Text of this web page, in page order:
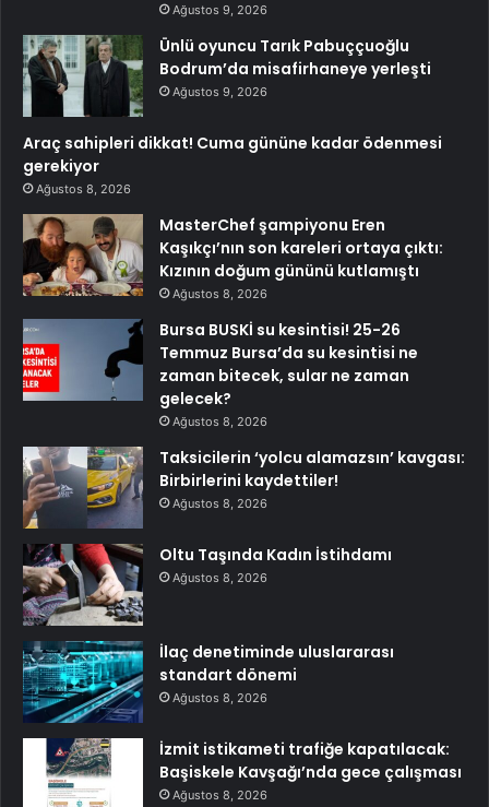
Ağustos 9, 2026
Ünlü oyuncu Tarık Pabuççuoğlu
Bodrum’da misafirhaneye yerleşti
Ağustos 9, 2026
Araç sahipleri dikkat! Cuma gününe kadar ödenmesi
gerekiyor
Ağustos 8, 2026
MasterChef şampiyonu Eren
Kaşıkçı’nın son kareleri ortaya çıktı:
Kızının doğum gününü kutlamıştı
Ağustos 8, 2026
Bursa BUSKİ su kesintisi! 25-26
Temmuz Bursa’da su kesintisi ne
zaman bitecek, sular ne zaman
gelecek?
Ağustos 8, 2026
Taksicilerin ‘yolcu alamazsın’ kavgası:
Birbirlerini kaydettiler!
Ağustos 8, 2026
Oltu Taşında Kadın İstihdamı
Ağustos 8, 2026
İlaç denetiminde uluslararası
standart dönemi
Ağustos 8, 2026
İzmit istikameti trafiğe kapatılacak:
Başiskele Kavşağı’nda gece çalışması
Ağustos 8, 2026